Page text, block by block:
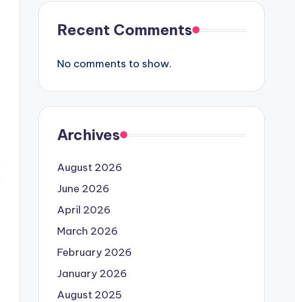
Recent Comments
No comments to show.
Archives
August 2026
June 2026
April 2026
March 2026
February 2026
January 2026
August 2025